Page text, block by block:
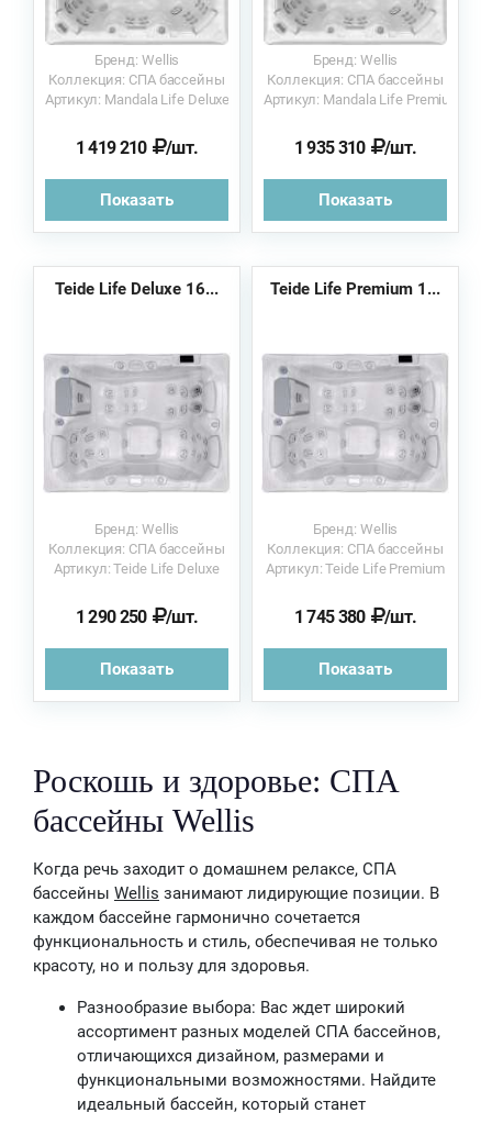
Бренд: Wellis
Коллекция: СПА бассейны
Артикул: Mandala Life Deluxe
1 419 210 /шт.
Показать
Бренд: Wellis
Коллекция: СПА бассейны
Артикул: Mandala Life Premium
1 935 310 /шт.
Показать
Teide Life Deluxe 16...
Бренд: Wellis
Коллекция: СПА бассейны
Артикул: Teide Life Deluxe
1 290 250 /шт.
Показать
Teide Life Premium 1...
Бренд: Wellis
Коллекция: СПА бассейны
Артикул: Teide Life Premium
1 745 380 /шт.
Показать
Роскошь и здоровье: СПА
бассейны Wellis
Когда речь заходит о домашнем релаксе, СПА
бассейны Wellis занимают лидирующие позиции. В
каждом бассейне гармонично сочетается
функциональность и стиль, обеспечивая не только
красоту, но и пользу для здоровья.
Разнообразие выбора: Вас ждет широкий
ассортимент разных моделей СПА бассейнов,
отличающихся дизайном, размерами и
функциональными возможностями. Найдите
идеальный бассейн, который станет